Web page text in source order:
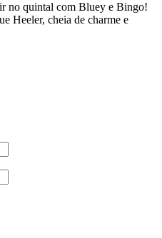
no quintal com Bluey e Bingo!
Heeler, cheia de charme e